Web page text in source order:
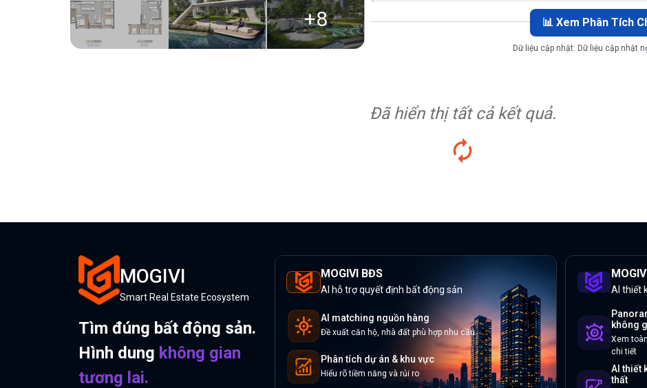
+8 📊 Xem Phân Tích
Dữ liệu cập nhật: Dữ liệu cập nhật
Đã hiển thị tất cả kết quả.
MOGIVI
Smart Real Estate Ecosystem
Tìm đúng bất động sản.
Hình dung không gian
tương lai.
MOGIVI BĐS
AI hỗ trợ quyết định bất động sản
AI matching nguồn hàng
Đề xuất căn hộ, nhà đất phù hợp nhu cầu
Phân tích dự án & khu vực
Hiểu rõ tiềm năng và rủi ro
AI thiết
không
Xem
chi tiết
AI thiết
thất